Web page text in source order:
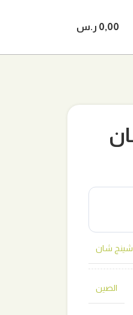
0,00 ر.س
شينج شان
الصين